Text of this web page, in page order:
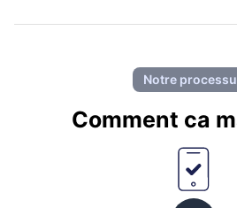
Notre
Comment ca